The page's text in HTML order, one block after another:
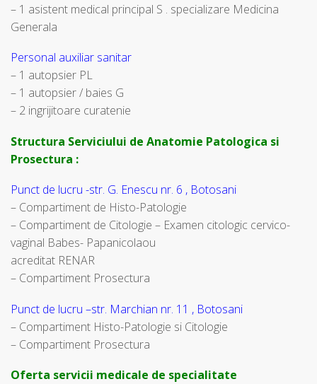
– 1 asistent medical principal S . specializare Medicina
Generala
Personal auxiliar sanitar
– 1 autopsier PL
– 1 autopsier / baies G
– 2 ingrijitoare curatenie
Structura Serviciului de Anatomie Patologica si
Prosectura :
Punct de lucru -str. G. Enescu nr. 6 , Botosani
– Compartiment de Histo-Patologie
– Compartiment de Citologie – Examen citologic cervico-
vaginal Babes- Papanicolaou
acreditat RENAR
– Compartiment Prosectura
Punct de lucru –str. Marchian nr. 11 , Botosani
– Compartiment Histo-Patologie si Citologie
– Compartiment Prosectura
Oferta servicii medicale de specialitate